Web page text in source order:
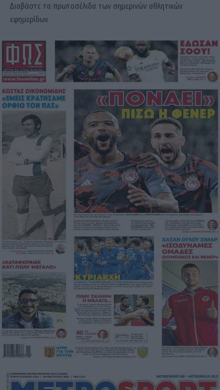
Διαβάστε τα πρωτοσέλιδα των σημερινών αθλητικών
εφημερίδων